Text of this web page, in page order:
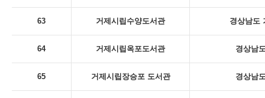
63 거제시립수양도서관 경상남도
64 거제시립옥포도서관 경상남
65 거제시립장승포 도서관 경상남